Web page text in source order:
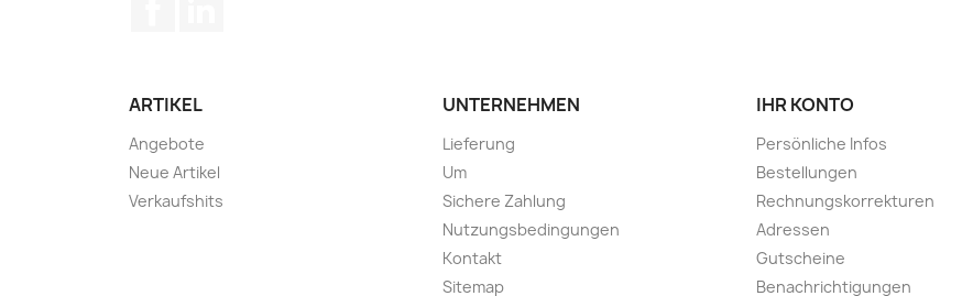
ARTIKEL
Angebote
Neue Artikel
Verkaufshits
UNTERNEHMEN
Lieferung
Um
Sichere Zahlung
Nutzungsbedingungen
Kontakt
Sitemap
IHR KONTO
Persönliche Infos
Bestellungen
Rechnungskorrekturen
Adressen
Gutscheine
Benachrichtigungen